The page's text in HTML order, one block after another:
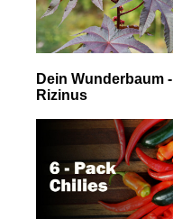
Dein Wunderbaum -
Rizinus